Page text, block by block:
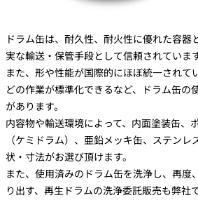
ドラム缶は、耐久性、耐火性に優れた容器
実な輸送・保管手段として信頼されています
また、形や性能が国際的にほぼ統一されて
どの作業が標準化できるなど、ドラム缶の
があります。
内容物や輸送環境によって、内面塗装缶、
（ケミドラム）、亜鉛メッキ缶、ステン
状・寸法がお選び頂けます。
また、使用済みのドラム缶を洗浄し、再度
り出す、再生ドラムの洗浄委託販売も弊社